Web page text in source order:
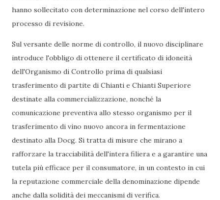
hanno sollecitato con determinazione nel corso dell'intero
processo di revisione.
Sul versante delle norme di controllo, il nuovo disciplinare
introduce l'obbligo di ottenere il certificato di idoneità
dell'Organismo di Controllo prima di qualsiasi
trasferimento di partite di Chianti e Chianti Superiore
destinate alla commercializzazione, nonché la
comunicazione preventiva allo stesso organismo per il
trasferimento di vino nuovo ancora in fermentazione
destinato alla Docg. Si tratta di misure che mirano a
rafforzare la tracciabilità dell'intera filiera e a garantire una
tutela più efficace per il consumatore, in un contesto in cui
la reputazione commerciale della denominazione dipende
anche dalla solidità dei meccanismi di verifica.